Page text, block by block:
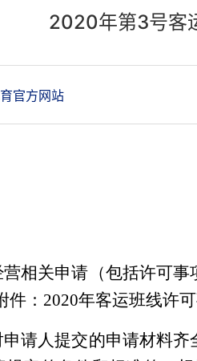
2020年第3号客
官方网站
相关申请（包括许可
件：2020年客运班线许
请人提交的申请材料